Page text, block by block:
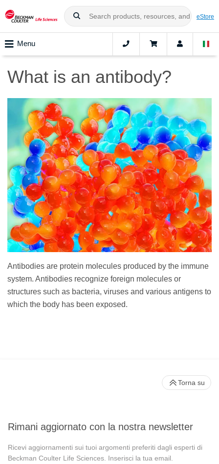
eStore
Menu
What is an antibody?
Antibodies are protein molecules produced by the immune
system. Antibodies recognize foreign molecules or
structures such as bacteria, viruses and various antigens to
which the body has been exposed.
Rimani aggiornato con la nostra newsletter
Ricevi aggiornamenti sui tuoi argomenti preferiti dagli esperti di
Beckman Coulter Life Sciences. Inserisci la tua email.
Torna su